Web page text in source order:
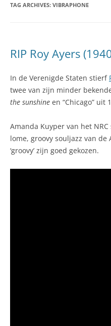
TAG ARCHIVES: VIBRAPHONE
RIP Roy Ayers
In de Verenigde Staten stierf
twee van zijn minder
the sunshine en “Chicago” uit
Amanda Kuyper van het
lome, groovy souljazz van de
‘groovy’ zijn goed gekozen.